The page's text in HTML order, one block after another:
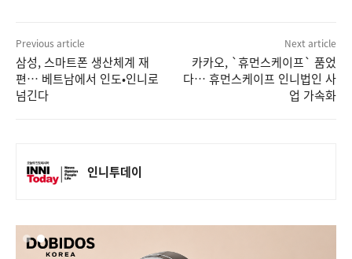
Previous article
삼성, 스마트폰 생산체계 재
편… 베트남에서 인도•인니로
넘긴다
Next article
카카오, `휴먼스케이프` 품었
다… 휴먼스케이프 인니법인 사
업 가속화
인니투데이